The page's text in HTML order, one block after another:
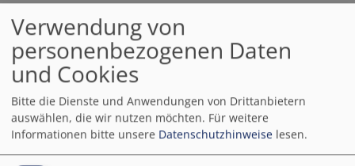
Präfation und Großes Lobgebet
Die Präfation, der Vorspruch zum Großen
Lobgebet, hat uralte Wurzeln. Mit diesem
Wechselgesang aus dem dritten Jahrhundert
erhebt der Gläubige seine Seele zu Gott und
erkennt ihn als den Herren an:
Verwendung von
personenbezogenen Daten
und Cookies
Bitte die Dienste und Anwendungen von Drittanbietern
auswählen, die wir nutzen möchten. Für weitere
Informationen bitte unsere Datenschutzhinweise lesen.